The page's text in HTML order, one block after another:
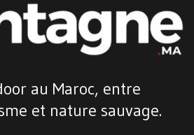
au Maroc, entre
et nature sauvage.